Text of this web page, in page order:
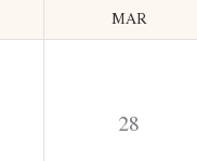
MAR
28